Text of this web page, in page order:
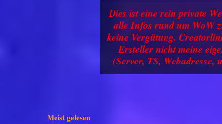
Dies ist eine rein private
alle Infos rund um WoW
keine Vergütung.
Ersteller nicht meine
(Server, TS, Webadresse,
Meist gelesen